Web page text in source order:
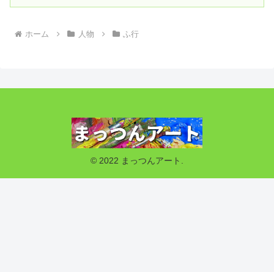
ホーム 人物 ふ行
© 2022 まっつんアート.